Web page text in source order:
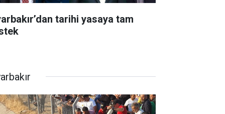
tarihi yasaya tam